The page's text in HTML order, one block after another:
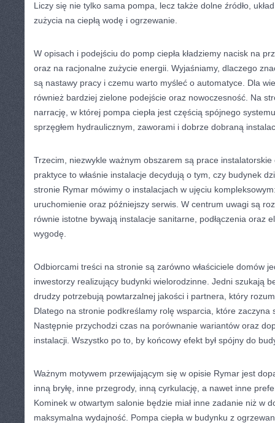
Liczy się nie tylko sama pompa, lecz także dolne źródło,
zużycia na ciepłą wodę i ogrzewanie.
W opisach i podejściu do pomp ciepła kładziemy nacisk na
oraz na racjonalne zużycie energii. Wyjaśniamy, dlaczego
są nastawy pracy i czemu warto myśleć o automatyce. Dla
również bardziej zielone podejście oraz nowoczesność. Na
narrację, w której pompa ciepła jest częścią spójnego
sprzęgłem hydraulicznym, zaworami i dobrze dobraną
Trzecim, niezwykle ważnym obszarem są prace
praktyce to właśnie instalacje decydują o tym, czy budynek
stronie Rymar mówimy o instalacjach w ujęciu
uruchomienie oraz późniejszy serwis. W centrum uwagi są
równie istotne bywają instalacje sanitarne, podłączenia oraz
wygodę.
Odbiorcami treści na stronie są zarówno właściciele domów
inwestorzy realizujący budynki wielorodzinne. Jedni szukają
drudzy potrzebują powtarzalnej jakości i partnera, który
Dlatego na stronie podkreślamy rolę wsparcia, które zaczyna
Następnie przychodzi czas na porównanie wariantów oraz
instalacji. Wszystko po to, by końcowy efekt był spójny do
Ważnym motywem przewijającym się w opisie Rymar jest
inną bryłę, inne przegrody, inną cyrkulację, a nawet inne
Kominek w otwartym salonie będzie miał inne zadanie niż w
maksymalna wydajność. Pompa ciepła w budynku z